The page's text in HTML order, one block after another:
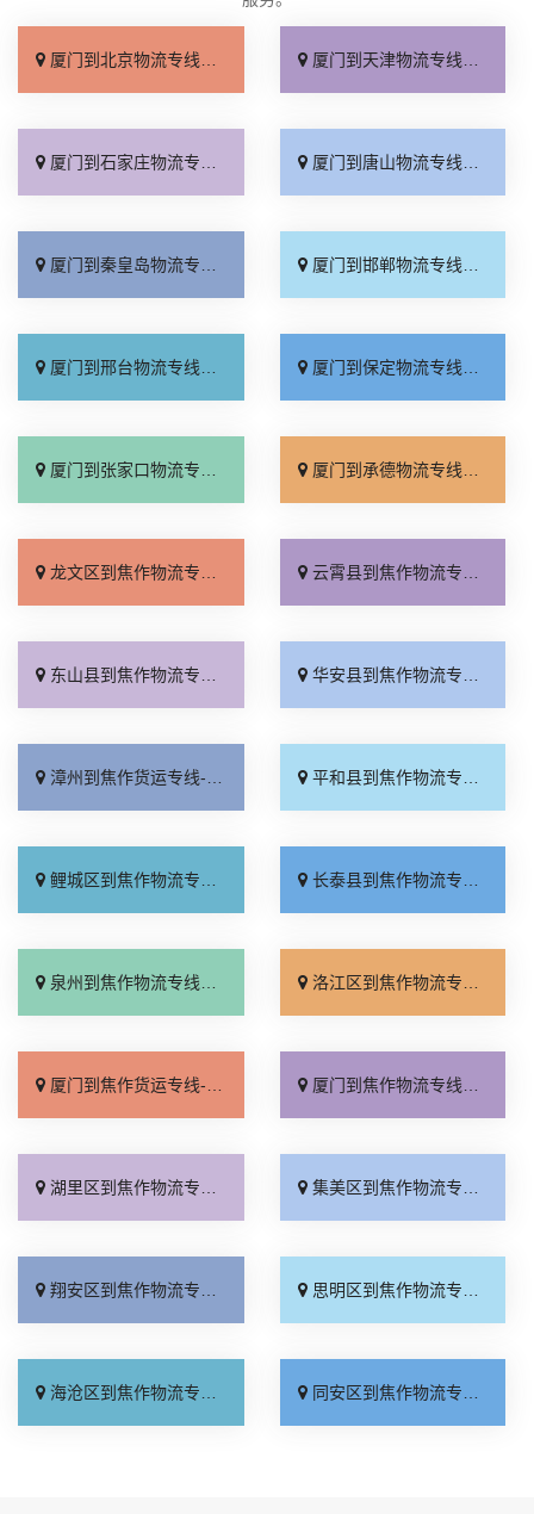
厦门到北京物流专线_上门取件「不随意加价」 厦门到天津物流专线_专线快运「直通专线」
厦门到石家庄物流专线_多久能到「诚信为先」 厦门到唐山物流专线_上门提货「准时准点」
厦门到秦皇岛物流专线_高速快运「整车配货」 厦门到邯郸物流专线_全境到达「无需中转」
厦门到邢台物流专线_需要几天「要多少钱」 厦门到保定物流专线_多少一吨「定点发车」
厦门到张家口物流专线_专线快运「运价查询」 厦门到承德物流专线_专线快运「零担配货」
龙文区到焦作物流专线_快运有保障「专业可靠」 云霄县到焦作物流专线_定点发车「直发全境」
东山县到焦作物流专线_收费介绍「费用多少」 华安县到焦作物流专线_直达往返「快速直达」
漳州到焦作货运专线-漳州到焦作物流公司_一站式托运「专业可靠」 平和县到焦作物流专线_服务周到「托运省心」
鲤城区到焦作物流专线_价格实惠「运费多少」 长泰县到焦作物流专线_资质齐全「多久能到」
泉州到焦作物流专线_上门提货「全境到达」 洛江区到焦作物流专线_不随意加价「无需中转」
厦门到焦作货运专线-厦门到焦作物流公司_上门取件「专业靠谱」 厦门到焦作物流专线_门到门接送「零担配货」
湖里区到焦作物流专线_运费多少「快运直达」 集美区到焦作物流专线_上门提货「几天到达」
翔安区到焦作物流专线_运保时效「随叫随到」 思明区到焦作物流专线_专业调车「上门取件」
海沧区到焦作物流专线_市县闪送「快运有保障」 同安区到焦作物流专线_多久能到「运价实惠」